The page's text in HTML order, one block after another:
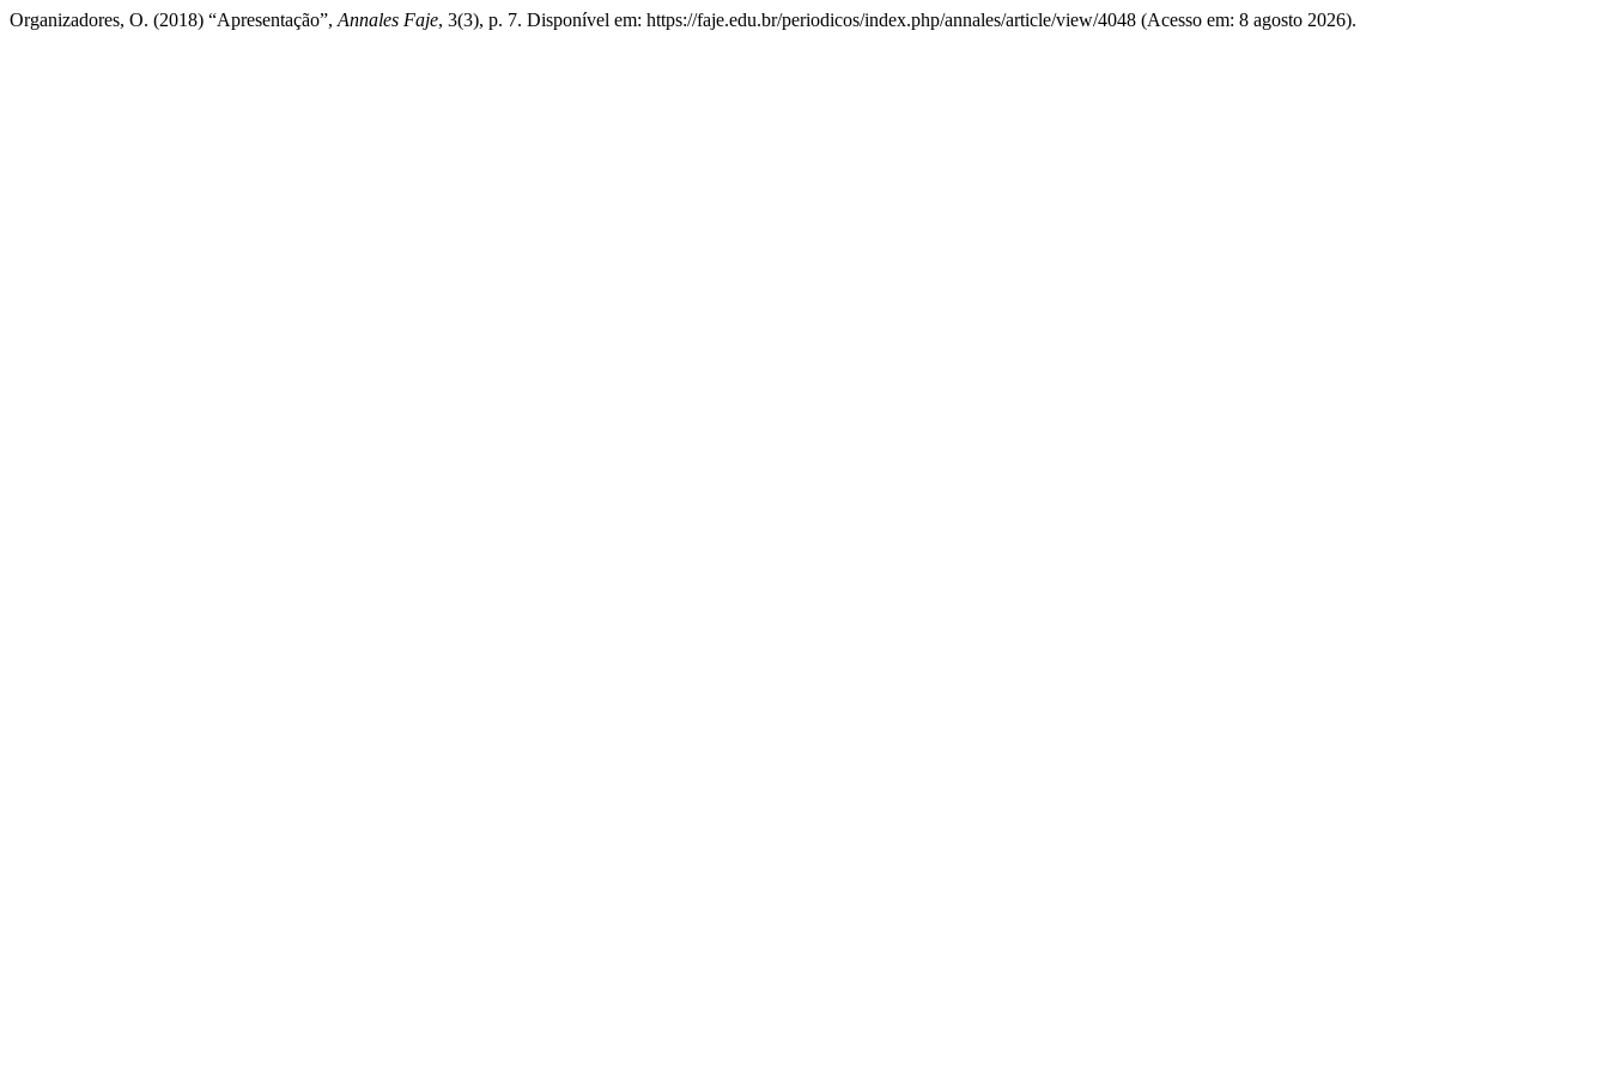
Organizadores, O. (2018) “Apresentação”, Annales Faje, 3(3), p. 7. Disponível em: https://faje.edu.br/periodicos/index.php/annales/article/view/4048 (Acesso em: 8 agosto 2026).